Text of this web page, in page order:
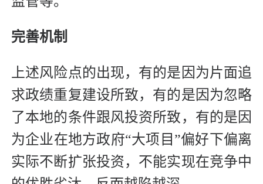
完善机制
上述风险点的出现，有的是因为片面追
求政绩重复建设所致，有的是因为忽略
了本地的条件跟风投资所致，有的是因
为企业在地方政府“大项目”偏好下偏离
实际不断扩张投资，不能实现在竞争中